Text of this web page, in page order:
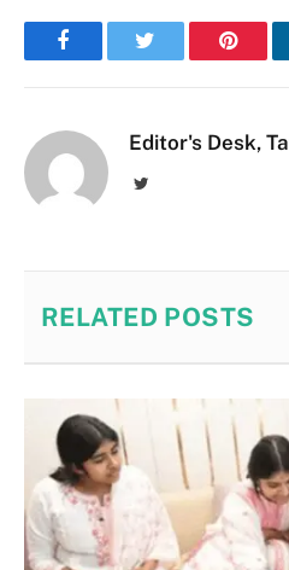
Facebook
Editor's Desk,
Twitter
RELATED POSTS